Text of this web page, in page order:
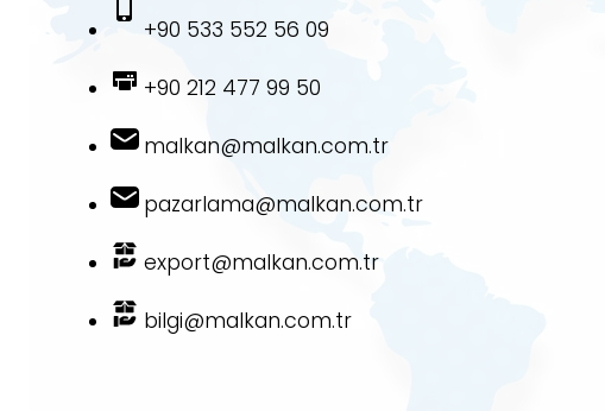
+90 533 552 56 09
+90 212 477 99 50
malkan@malkan.com.tr
pazarlama@malkan.com.tr
export@malkan.com.tr
bilgi@malkan.com.tr